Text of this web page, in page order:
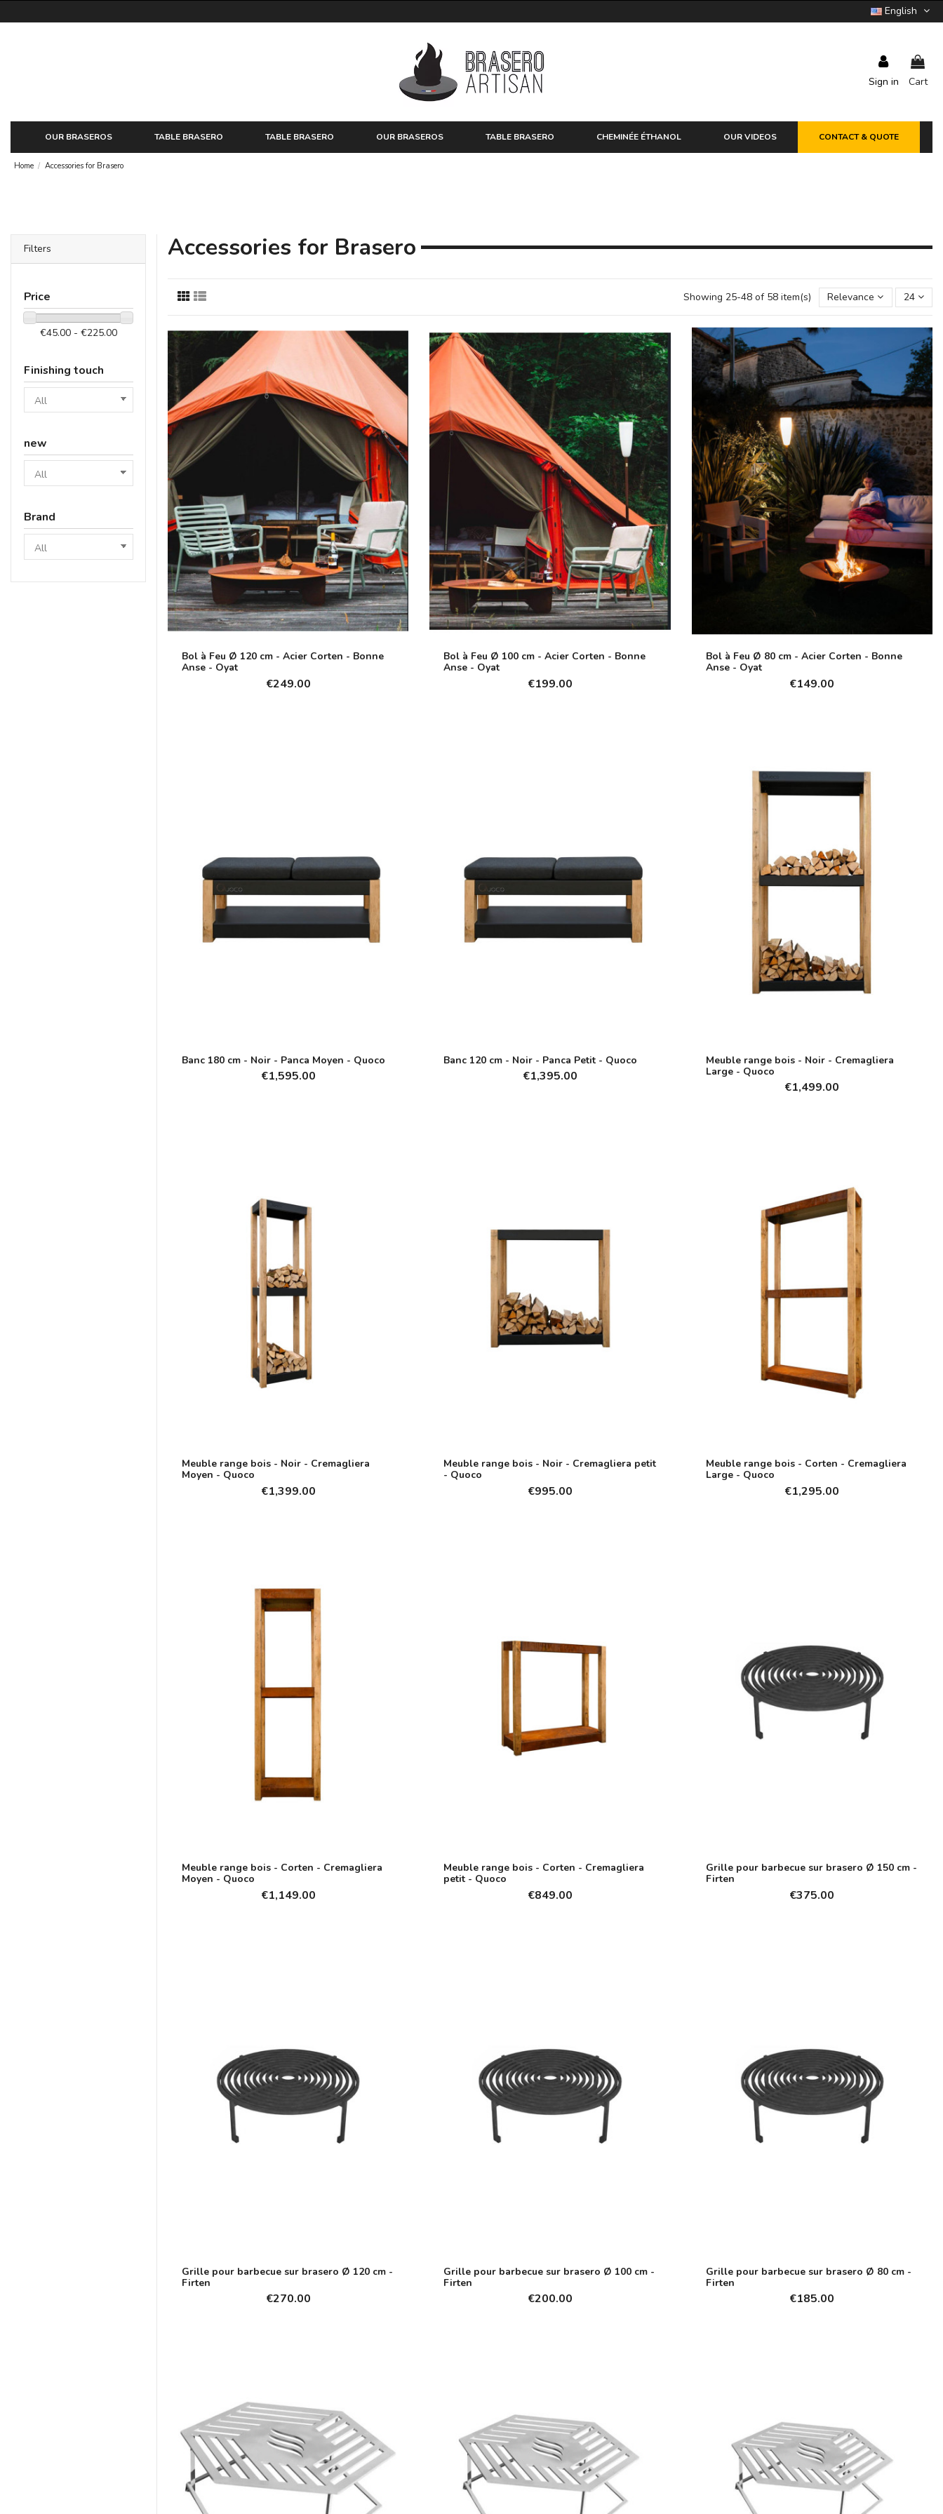
English
Sign in Cart
OUR BRASEROS TABLE BRASERO TABLE BRASERO OUR BRASEROS TABLE BRASERO CHEMINÉE ÉTHANOL OUR VIDEOS CONTACT & QUOTE
Home Accessories for Brasero
Accessories for Brasero
Showing 25-48 of 58 item(s) Relevance 24
Bol à Feu Ø 120 cm - Acier Corten - Bonne
Anse - Oyat
€249.00
Bol à Feu Ø 100 cm - Acier Corten - Bonne
Anse - Oyat
€199.00
Bol à Feu Ø 80 cm - Acier Corten - Bonne
Anse - Oyat
€149.00
Banc 180 cm - Noir - Panca Moyen - Quoco
€1,595.00
Banc 120 cm - Noir - Panca Petit - Quoco
€1,395.00
Meuble range bois - Noir - Cremagliera
Large - Quoco
€1,499.00
Meuble range bois - Noir - Cremagliera
Moyen - Quoco
€1,399.00
Meuble range bois - Noir - Cremagliera petit
- Quoco
€995.00
Meuble range bois - Corten - Cremagliera
Large - Quoco
€1,295.00
Meuble range bois - Corten - Cremagliera
Moyen - Quoco
€1,149.00
Meuble range bois - Corten - Cremagliera
petit - Quoco
€849.00
Grille pour barbecue sur brasero Ø 150 cm -
Firten
€375.00
Grille pour barbecue sur brasero Ø 120 cm -
Firten
€270.00
Grille pour barbecue sur brasero Ø 100 cm -
Firten
€200.00
Grille pour barbecue sur brasero Ø 80 cm -
Firten
€185.00
Filters
Price
€45.00 - €225.00
Finishing touch
new
Brand